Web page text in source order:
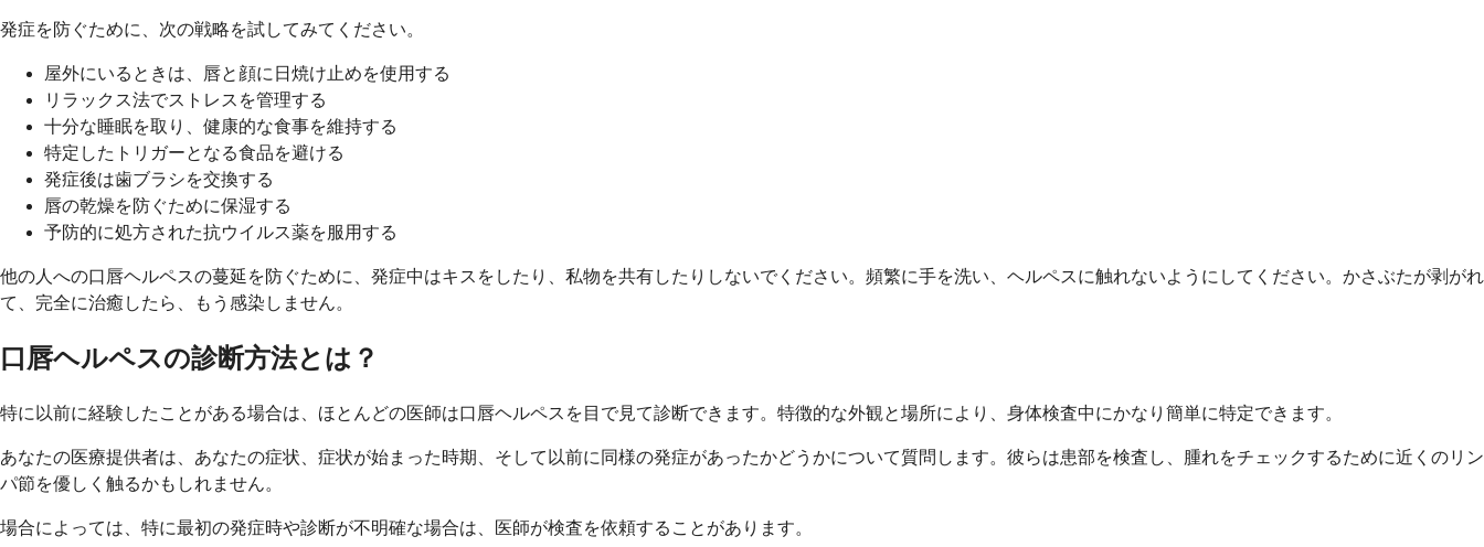
発症を防ぐために、次の戦略を試してみてください。
屋外にいるときは、唇と顔に日焼け止めを使用する
リラックス法でストレスを管理する
十分な睡眠を取り、健康的な食事を維持する
特定したトリガーとなる食品を避ける
発症後は歯ブラシを交換する
唇の乾燥を防ぐために保湿する
予防的に処方された抗ウイルス薬を服用する
他の人への口唇ヘルペスの蔓延を防ぐために、発症中はキスをしたり、私物を共有したりしないでください。頻繁に手を洗い、ヘルペスに触れないようにしてください。かさぶたが剥がれ
て、完全に治癒したら、もう感染しません。
口唇ヘルペスの診断方法とは？
特に以前に経験したことがある場合は、ほとんどの医師は口唇ヘルペスを目で見て診断できます。特徴的な外観と場所により、身体検査中にかなり簡単に特定できます。
あなたの医療提供者は、あなたの症状、症状が始まった時期、そして以前に同様の発症があったかどうかについて質問します。彼らは患部を検査し、腫れをチェックするために近くのリン
パ節を優しく触るかもしれません。
場合によっては、特に最初の発症時や診断が不明確な場合は、医師が検査を依頼することがあります。